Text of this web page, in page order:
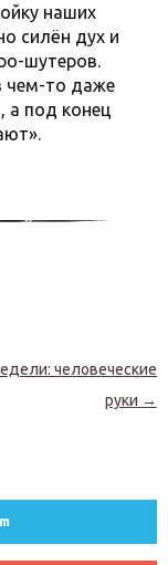
наших
силён дух и
шутеров.
чем-то даже
а под конец
человеческие
руки →